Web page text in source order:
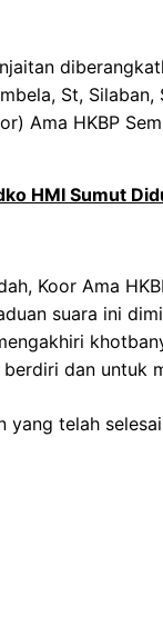
St,
Ama HKBP
HMI Sumut
Koor Ama
suara ini
dan untuk
yang telah